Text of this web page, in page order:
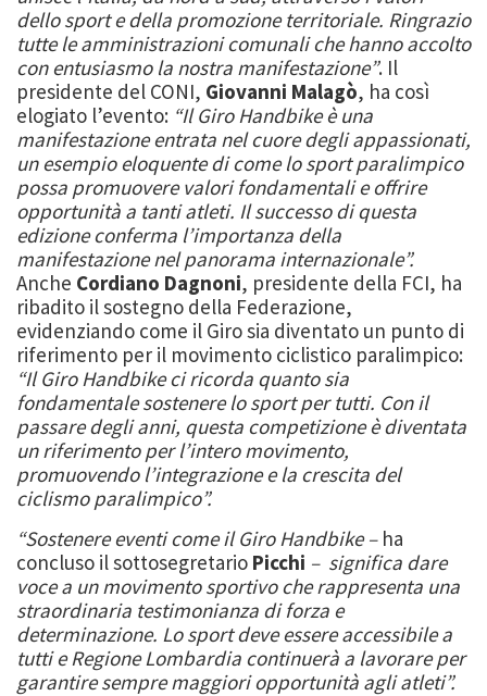
dello sport e della promozione territoriale. Ringrazio
tutte le amministrazioni comunali che hanno accolto
con entusiasmo la nostra manifestazione”. Il
presidente del CONI, Giovanni Malagò, ha così
elogiato l’evento: “Il Giro Handbike è una
manifestazione entrata nel cuore degli appassionati,
un esempio eloquente di come lo sport paralimpico
possa promuovere valori fondamentali e offrire
opportunità a tanti atleti. Il successo di questa
edizione conferma l’importanza della
manifestazione nel panorama internazionale”.
Anche Cordiano Dagnoni, presidente della FCI, ha
ribadito il sostegno della Federazione,
evidenziando come il Giro sia diventato un punto di
riferimento per il movimento ciclistico paralimpico:
“Il Giro Handbike ci ricorda quanto sia
fondamentale sostenere lo sport per tutti. Con il
passare degli anni, questa competizione è diventata
un riferimento per l’intero movimento,
promuovendo l’integrazione e la crescita del
ciclismo paralimpico”.
“Sostenere eventi come il Giro Handbike – ha
concluso il sottosegretario Picchi – significa dare
voce a un movimento sportivo che rappresenta una
straordinaria testimonianza di forza e
determinazione. Lo sport deve essere accessibile a
tutti e Regione Lombardia continuerà a lavorare per
garantire sempre maggiori opportunità agli atleti”.